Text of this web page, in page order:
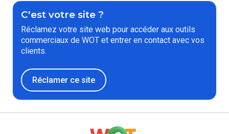
C'est votre site ?
Réclamez votre site web pour accéder aux outils
commerciaux de WOT et entrer en contact avec vos
clients.
Réclamer ce site